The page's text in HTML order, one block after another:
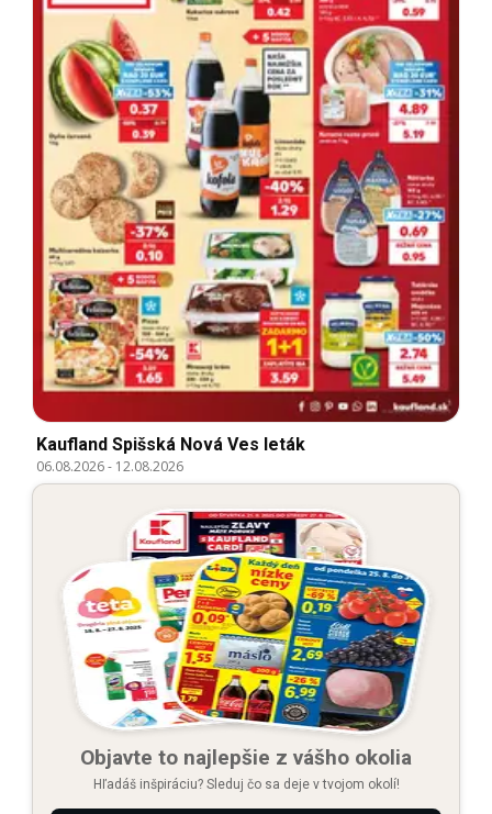
Kaufland Spišská Nová Ves leták
06.08.2026- 12.08.2026
Objavte to najlepšie z vášho okolia
Hľadáš inšpiráciu? Sleduj čo sa deje v tvojom okolí!